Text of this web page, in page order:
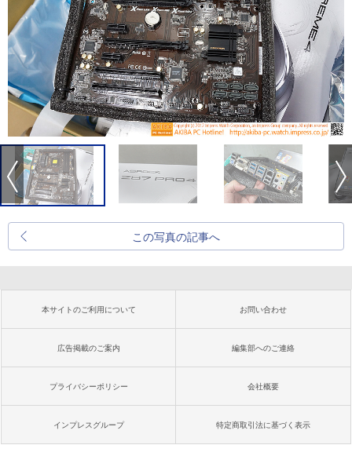
この写真の記事へ
本サイトのご利用について お問い合わせ
広告掲載のご案内 編集部へのご連絡
プライバシーポリシー 会社概要
インプレスグループ 特定商取引法に基づく表示